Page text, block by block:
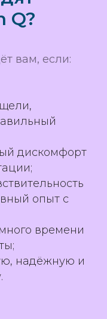
Q?
вам, если:
дискомфорт
опыт с
времени
надёжную и